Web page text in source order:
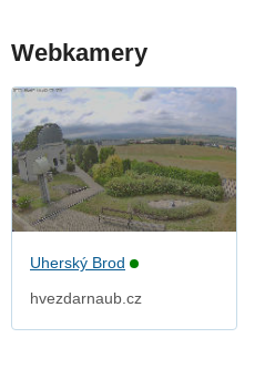
Webkamery
Uherský Brod
hvezdarnaub.cz